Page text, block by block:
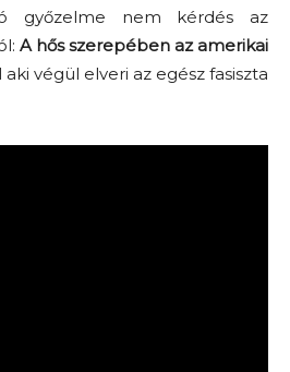
győzelme nem kérdés az
A hős szerepében az amerikai
végül elveri az egész fasiszta